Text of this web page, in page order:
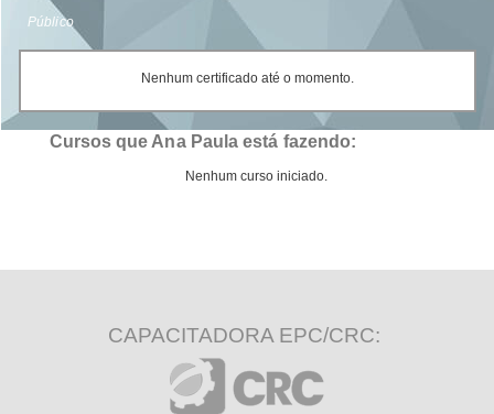
Público
Nenhum certificado até o momento.
Cursos que Ana Paula está fazendo:
Nenhum curso iniciado.
CAPACITADORA EPC/CRC: